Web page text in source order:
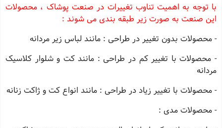
با توجه به اهمیت تناوب تغییرات در صنعت پوشاک ، محصولات
این صنعت به صورت زیر طبقه بندی می شوند :
- محصولات بدون تغییر در طراحی : مانند لباس زیر مردانه
- محصولات با تغییر کم در طراحی : مانند کت و شلوار کلاسیک
مردانه
- محصولات با تغییر زیاد در طراحی : مانند انواع کت و ژاکت زنانه
- محصولات مدی :